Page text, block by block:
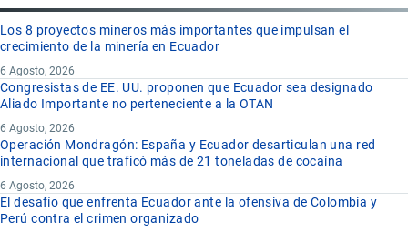
Los 8 proyectos mineros más importantes que impulsan el
crecimiento de la minería en Ecuador
6 Agosto, 2026
Congresistas de EE. UU. proponen que Ecuador sea designado
Aliado Importante no perteneciente a la OTAN
6 Agosto, 2026
Operación Mondragón: España y Ecuador desarticulan una red
internacional que traficó más de 21 toneladas de cocaína
6 Agosto, 2026
El desafío que enfrenta Ecuador ante la ofensiva de Colombia y
Perú contra el crimen organizado